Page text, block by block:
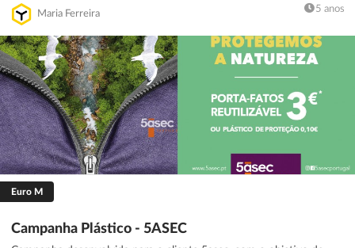
Maria Ferreira 5 anos
Euro M
Campanha Plástico - 5ASEC